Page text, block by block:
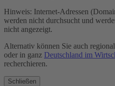
Hinweis: Internet-Adressen
werden nicht durchsucht und
nicht angezeigt.
Alternativ können Sie auch
oder in ganz Deutschland im
recherchieren.
Schließen